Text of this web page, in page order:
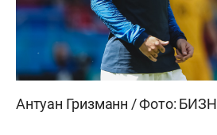
Антуан Гризманн / Фото: